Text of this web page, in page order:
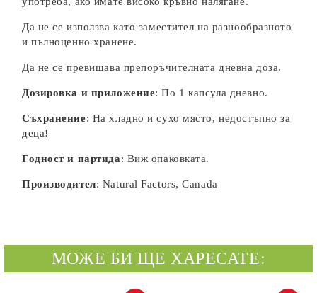
Да не се използва като заместител на разнообразното
и пълноценно хранене.
Да не се превишава препоръчителната дневна доза.
Дозировка и приложение: По 1 капсула дневно.
Съхранение: На хладно и сухо място, недостъпно за
деца!
Годност и партида: Виж опаковката.
Производител: Natural Factors, Canada
МОЖЕ БИ ЩЕ ХАРЕСАТЕ: